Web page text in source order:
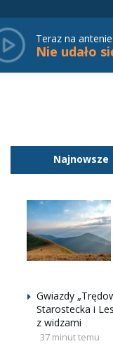
Teraz na antenie
Najnowsze
Gwiazdy
Starostecka i
z widzami
37 minut temu